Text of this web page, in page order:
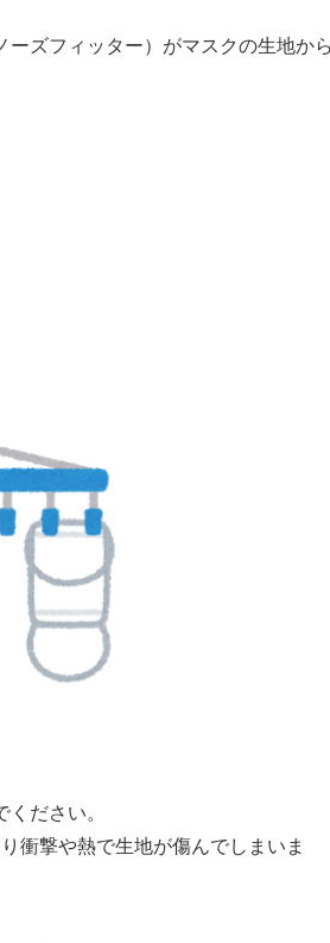
ズフィッター）がマスクの生地から
ださい。
衝撃や熱で生地が傷んでしまいま